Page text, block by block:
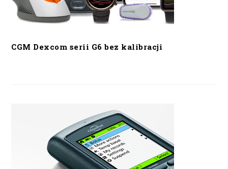
CGM Dexcom serii G6 bez kalibracji